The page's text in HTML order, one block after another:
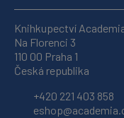
Knihkupectví
Na Florenci 3
110 00 Praha 1
Česká republika
+420 221 403 858